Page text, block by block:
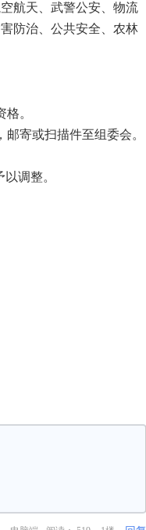
航天、武警公安、物流
防治、公共安全、农林
。
寄或扫描件至组委会。
调整。